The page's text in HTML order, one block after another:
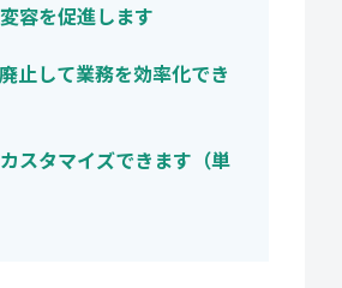
容を促進します
止して業務を効率化でき
スタマイズできます（単